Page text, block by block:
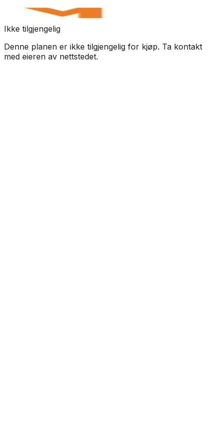
Ikke tilgjengelig
Denne planen er ikke tilgjengelig for kjøp. Ta kontakt
med eieren av nettstedet.